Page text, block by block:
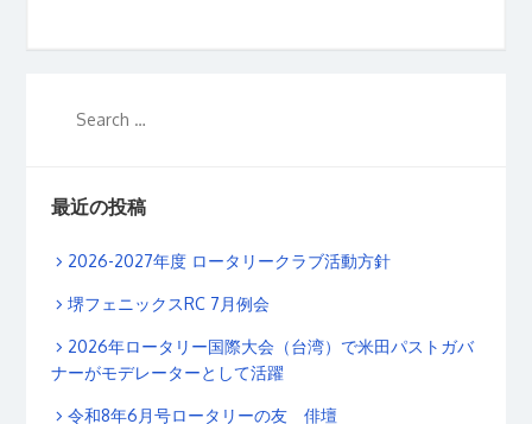
最近の投稿
2026-2027年度 ロータリークラブ活動方針
堺フェニックスRC 7月例会
2026年ロータリー国際大会（台湾）で米田パストガバ
ナーがモデレーターとして活躍
令和8年6月号ロータリーの友 俳壇